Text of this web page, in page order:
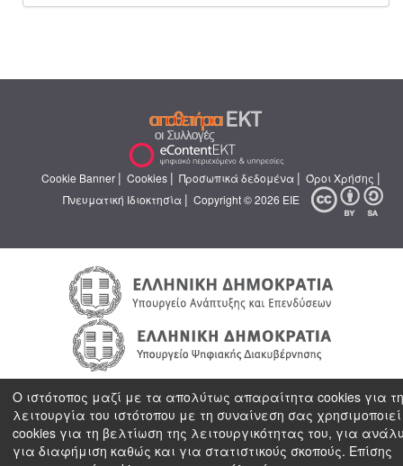
Cookie Banner | Cookies | Προσωπικά δεδομένα | Όροι Χρήσης |
Πνευματική Ιδιοκτησία | Copyright © 2026 ΕΙΕ
Ο ιστότοπος μαζί με τα απολύτως απαραίτητα cookies για
λειτουργία του ιστότοπου με τη συναίνεση σας χρησιμοποιεί
cookies για τη βελτίωση της λειτουργικότητας του, για
για διαφήμιση καθώς και για στατιστικούς σκοπούς. Επίσης